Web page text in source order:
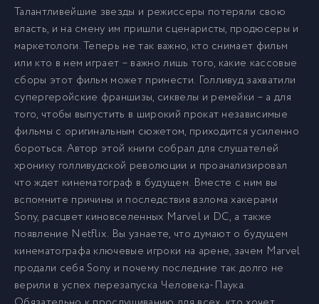
Талантливейшие звезды и режиссеры потеряли свою
власть, и на смену им пришли сценаристы, продюсеры и
маркетологи. Теперь не так важно, кто снимает фильм
или кто в нем играет – важно лишь того, какие кассовые
сборы этот фильм может принести. Голливуд захватили
супергеройские франшизы, сиквелы и ремейки – а для
того, чтобы выпустить в широкий прокат независимые
фильмы с оригинальным сюжетом, приходится усиленно
бороться. Автор этой книги собрал для слушателей
хронику голливудской революции и проанализировал
что ждет кинематограф в будущем. Вместе с ним вы
вспомните причины и последствия взлома хакерами
Sony, расцвет киновселенных Marvel и DC, а также
появление Netflix. Вы узнаете, что думают о будущем
кинематографа ключевые игроки на арене, зачем Marvel
продали себя Sony и почему последние так долго не
верили в успех перезапуска Человека-Паука.